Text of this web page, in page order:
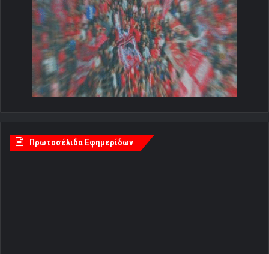
Πρωτοσέλιδα Εφημερίδων